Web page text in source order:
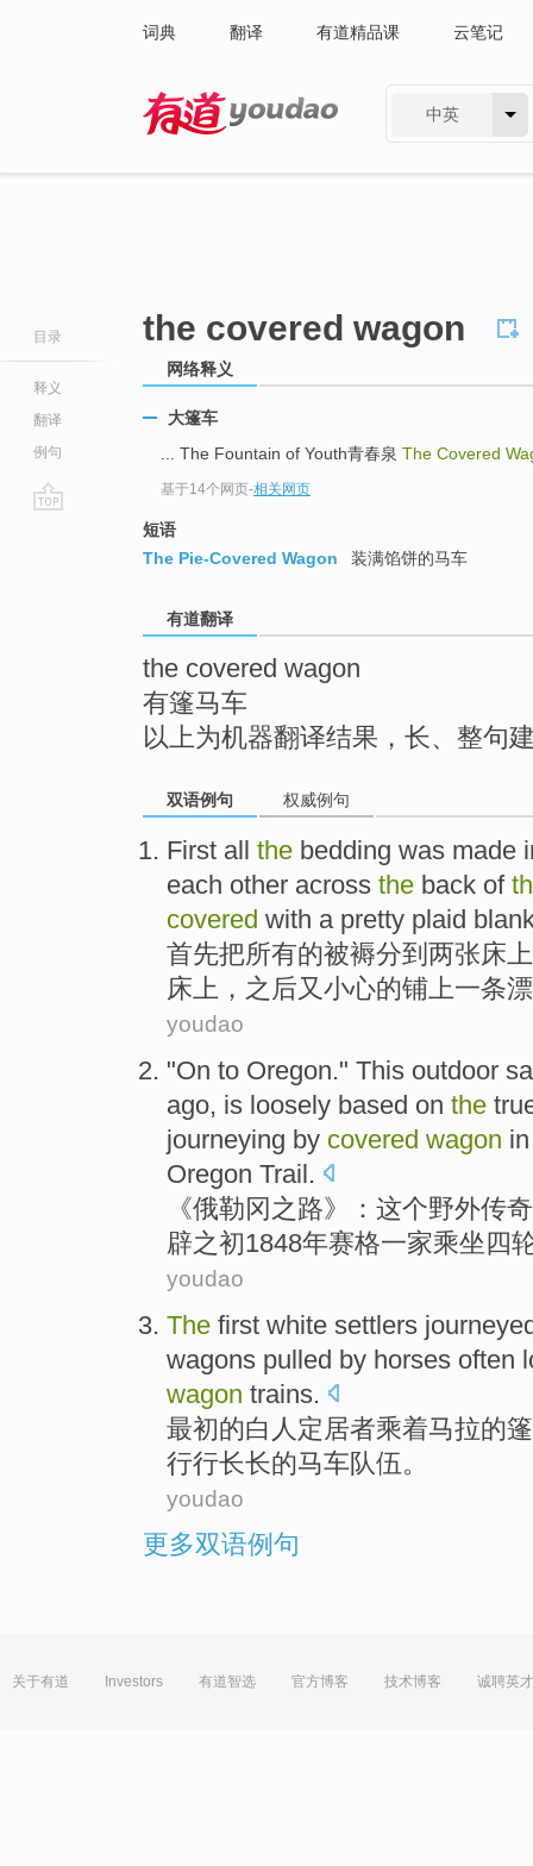
词典 翻译 有道精品课 云笔记
中英
目录
释义
翻译
例句
the covered wagon
网络释义
大篷车
... The Fountain of Youth青春泉 The Covered
基于14个网页-相关网页
短语
The Pie-Covered Wagon
装满馅饼的马车
有道翻译
the covered wagon
有篷马车
以上为机器翻译结果，长、整句
双语例句 权威例句
First all the bedding was made
each other across the back of
covered with a pretty plaid
首先把所有的被褥分到 两张床
床上，之后又小心的铺上一条
youdao
"On to Oregon." This outdoor
ago, is loosely based on the
journeying by covered wagon
Oregon Trail.
《俄勒冈 之路》： 这个野外传奇
辟之初1848年赛格一家乘坐四
youdao
The first white settlers
wagons pulled by horses often
wagon trains.
最初的白人 定居者乘着马拉的
行行长长的马车队伍。
youdao
更多双语例句
关于有道 Investors 有道智选 官方博客 技术博客 诚聘英才